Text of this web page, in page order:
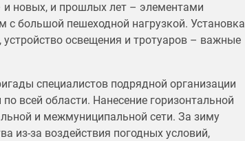
и новых, и прошлых лет – элементами
большой пешеходной нагрузкой. Установка
освещения и тротуаров – важные
специалистов подрядной организации
всей области. Нанесение горизонтальной
и межмуниципальной сети. За зиму
из-за воздействия погодных условий,